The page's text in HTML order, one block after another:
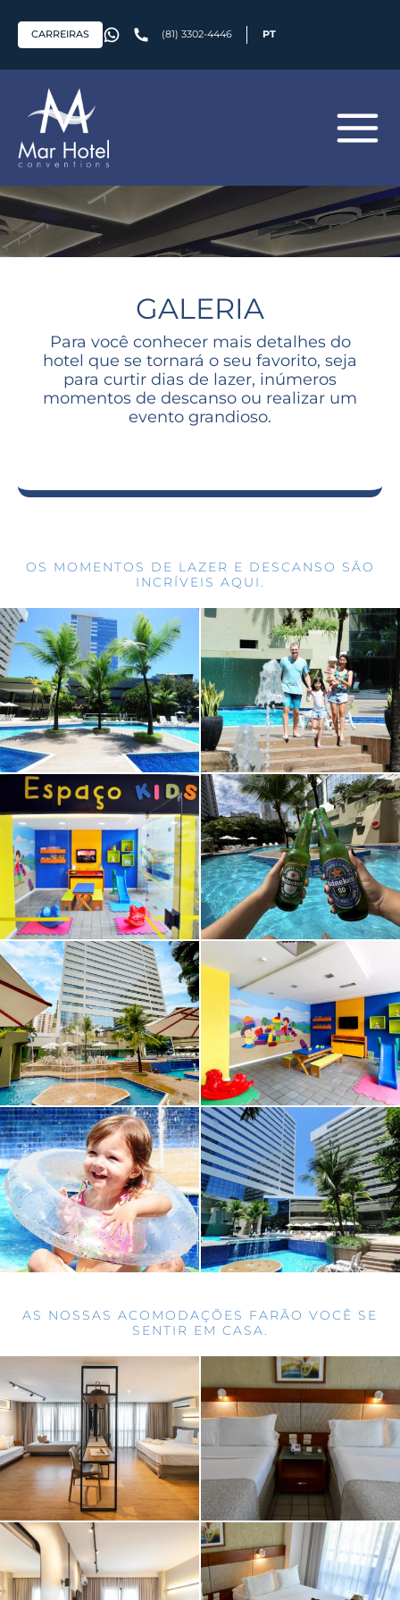
CARREIRAS (81) 3302-4446 PT
GALERIA
Para você conhecer mais detalhes do
hotel que se tornará o seu favorito, seja
para curtir dias de lazer, inúmeros
momentos de descanso ou realizar um
evento grandioso.
OS MOMENTOS DE LAZER E DESCANSO SÃO
INCRÍVEIS AQUI.
AS NOSSAS ACOMODAÇÕES FARÃO VOCÊ SE
SENTIR EM CASA.